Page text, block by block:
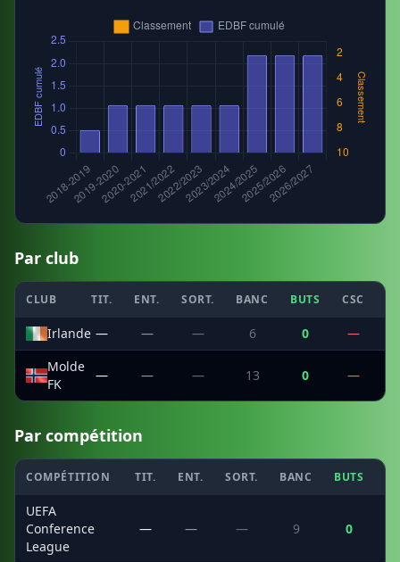
Par club
CLUB TIT. ENT. SORT. BANC BUTS CSC
Irlande — — — 6 0 —
Molde
FK
— — — 13 0 —
Par compétition
COMPÉTITION TIT. ENT. SORT. BANC BUTS
UEFA
Conference
League
— — — 9 0